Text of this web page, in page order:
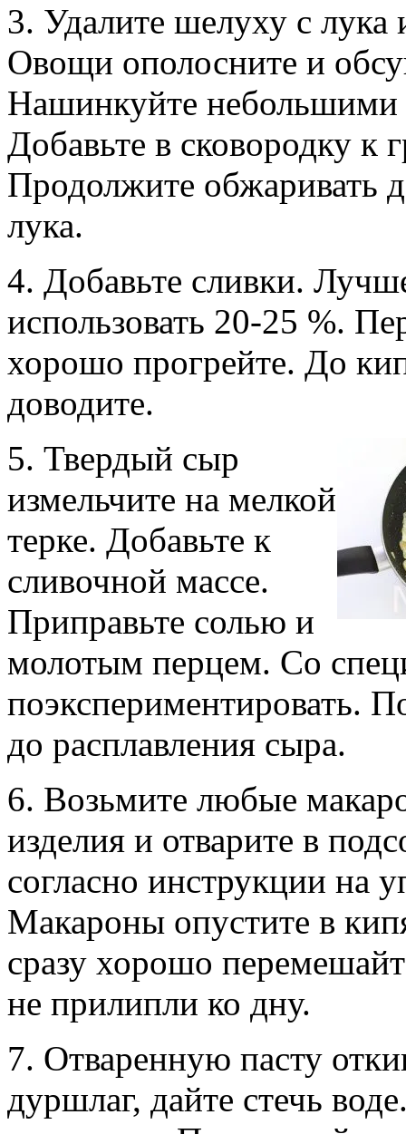
3. Удалите шелуху с лука
Овощи ополосните и
Нашинкуйте небольшими
Добавьте в сковородку к
Продолжите обжаривать
лука.
4. Добавьте сливки.
использовать 20-25 %.
хорошо прогрейте. До
доводите.
5. Твердый сыр
измельчите на мелкой
терке. Добавьте к
сливочной массе.
Приправьте солью и
молотым перцем. Со
поэкспериментировать.
до расплавления сыра.
6. Возьмите любые
изделия и отварите в
согласно инструкции на
Макароны опустите в
сразу хорошо
не прилипли ко дну.
7. Отваренную пасту
дуршлаг, дайте стечь